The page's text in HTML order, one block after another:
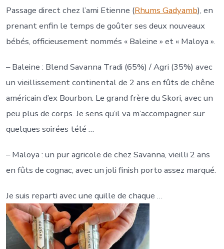
Passage direct chez l’ami Etienne (Rhums Gadyamb), en
prenant enfin le temps de goûter ses deux nouveaux
bébés, officieusement nommés « Baleine » et « Maloya ».
– Baleine : Blend Savanna Tradi (65%) / Agri (35%) avec
un vieillissement continental de 2 ans en fûts de chêne
américain d’ex Bourbon. Le grand frère du Skori, avec un
peu plus de corps. Je sens qu’il va m’accompagner sur
quelques soirées télé …
– Maloya : un pur agricole de chez Savanna, vieilli 2 ans
en fûts de cognac, avec un joli finish porto assez marqué.
Je suis reparti avec une quille de chaque …